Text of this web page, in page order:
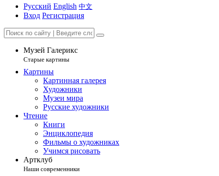
Русский English 中文
Вход Регистрация
Музей Галерикс
Старые картины
Картины
Картинная галерея
Художники
Музеи мира
Русские художники
Чтение
Книги
Энциклопедия
Фильмы о художниках
Учимся рисовать
Артклуб
Наши современники